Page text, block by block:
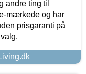
andre ting til
mærkede og har
prisgaranti på